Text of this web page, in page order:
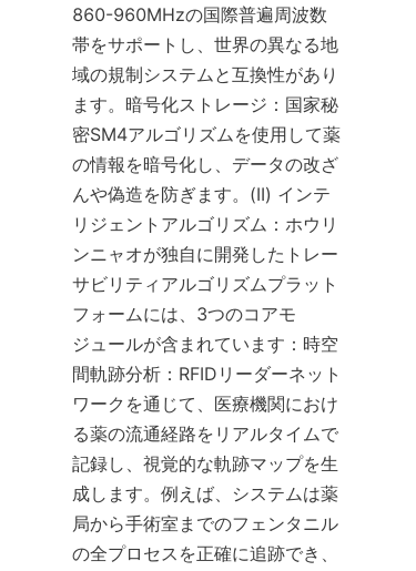
860-960MHzの国際普遍周波数
帯をサポートし、世界の異なる地
域の規制システムと互換性があり
ます。暗号化ストレージ：国家秘
密SM4アルゴリズムを使用して薬
の情報を暗号化し、データの改ざ
んや偽造を防ぎます。(II) インテ
リジェントアルゴリズム：ホウリ
ンニャオが独自に開発したトレー
サビリティアルゴリズムプラット
フォームには、3つのコアモ
ジュールが含まれています：時空
間軌跡分析：RFIDリーダーネット
ワークを通じて、医療機関におけ
る薬の流通経路をリアルタイムで
記録し、視覚的な軌跡マップを生
成します。例えば、システムは薬
局から手術室までのフェンタニル
の全プロセスを正確に追跡でき、